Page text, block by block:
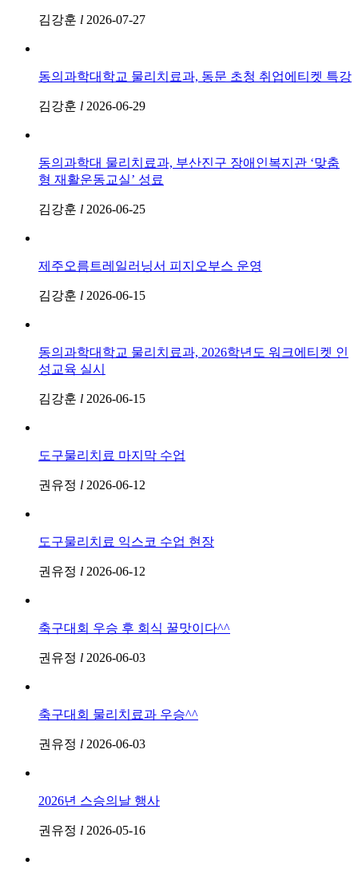
김강훈 l 2026-07-27
동의과학대학교 물리치료과, 동문 초청 취업에티켓 특강
김강훈 l 2026-06-29
동의과학대 물리치료과, 부산진구 장애인복지관 ‘맞춤
형 재활운동교실’ 성료
김강훈 l 2026-06-25
제주오름트레일러닝서 피지오부스 운영
김강훈 l 2026-06-15
동의과학대학교 물리치료과, 2026학년도 워크에티켓 인
성교육 실시
김강훈 l 2026-06-15
도구물리치료 마지막 수업
권유정 l 2026-06-12
도구물리치료 익스코 수업 현장
권유정 l 2026-06-12
축구대회 우승 후 회식 꿀맛이다^^
권유정 l 2026-06-03
축구대회 물리치료과 우승^^
권유정 l 2026-06-03
2026년 스승의날 행사
권유정 l 2026-05-16